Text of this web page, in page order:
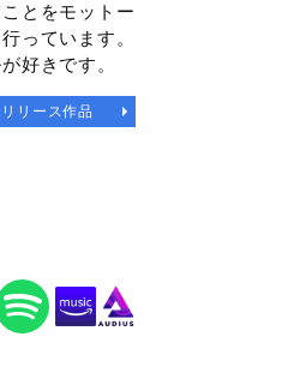
とをモットー
っています。
好きです。
リリース作品